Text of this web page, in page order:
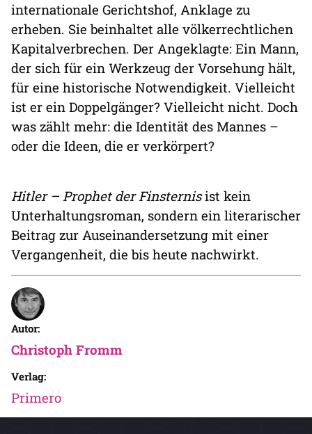
internationale Gerichtshof, Anklage zu
erheben. Sie beinhaltet alle völkerrechtlichen
Kapitalverbrechen. Der Angeklagte: Ein Mann,
der sich für ein Werkzeug der Vorsehung hält,
für eine historische Notwendigkeit. Vielleicht
ist er ein Doppelgänger? Vielleicht nicht. Doch
was zählt mehr: die Identität des Mannes –
oder die Ideen, die er verkörpert?
Hitler – Prophet der Finsternisist kein
Unterhaltungsroman, sondern ein literarischer
Beitrag zur Auseinandersetzung mit einer
Vergangenheit, die bis heute nachwirkt.
Autor:
Christoph Fromm
Verlag:
Primero